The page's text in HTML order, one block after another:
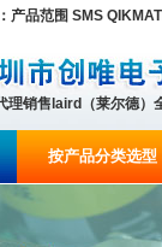
产品范围 SMS
理销售laird（莱尔德）
按产品分类选型